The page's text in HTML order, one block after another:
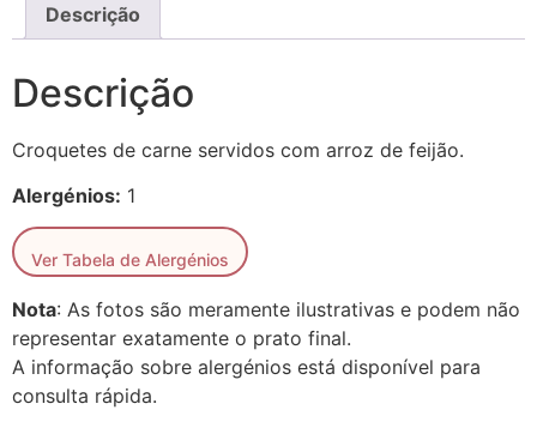
Descrição
Descrição
Croquetes de carne servidos com arroz de feijão.
Alergénios: 1
Ver Tabela de Alergénios
Nota: As fotos são meramente ilustrativas e podem não
representar exatamente o prato final.
A informação sobre alergénios está disponível para
consulta rápida.